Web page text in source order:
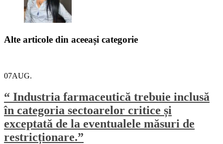
Alte articole din aceeași categorie
07AUG.
“ Industria farmaceutică trebuie inclusă
în categoria sectoarelor critice și
exceptată de la eventualele măsuri de
restricționare.”